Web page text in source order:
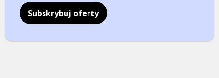
Kanały social media
Newsletter
IT (PROGRAMOWANIE)
Newsletter
TŁUMACZ / NATIVE SPEAKER
Subskrybuj oferty